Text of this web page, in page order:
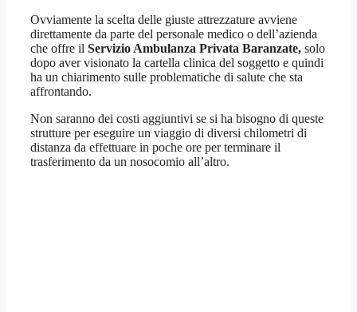
Ovviamente la scelta delle giuste attrezzature avviene
direttamente da parte del personale medico o dell’azienda
che offre il Servizio Ambulanza Privata Baranzate, solo
dopo aver visionato la cartella clinica del soggetto e quindi
ha un chiarimento sulle problematiche di salute che sta
affrontando.
Non saranno dei costi aggiuntivi se si ha bisogno di queste
strutture per eseguire un viaggio di diversi chilometri di
distanza da effettuare in poche ore per terminare il
trasferimento da un nosocomio all’altro.